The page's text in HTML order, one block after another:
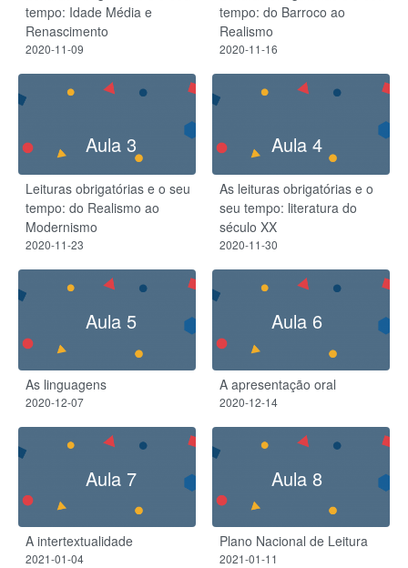
tempo: Idade Média e
Renascimento
2020-11-09
tempo: do Barroco ao
Realismo
2020-11-16
Aula 3
Leituras obrigatórias e o seu
tempo: do Realismo ao
Modernismo
2020-11-23
Aula 4
As leituras obrigatórias e o
seu tempo: literatura do
século XX
2020-11-30
Aula 5
As linguagens
2020-12-07
Aula 6
A apresentação oral
2020-12-14
Aula 7
A intertextualidade
2021-01-04
Aula 8
Plano Nacional de Leitura
2021-01-11